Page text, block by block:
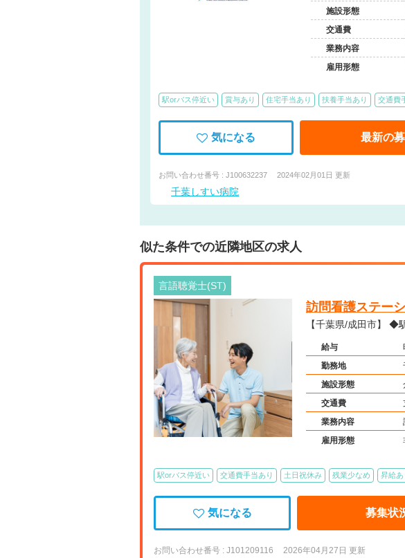
施設形態
交通費
業務内容
雇用形態
駅orバス停近い 賞与あり 住宅手当あり 扶養手当あり 交通費
気になる 最新の
お問い合わせ番号 : J100632237 2024年02月01日 更新
千葉しすい病院
似た条件での近隣地区の求人
言語聴覚士(ST)
訪問看護ステー
【千
給与
勤務地
施設形態
交通費
業務内容
雇用形態
駅orバス停近い 交通費手当あり 土日祝休み 残業少なめ 昇給あ
気になる 募集状
お問い合わせ番号 : J101209116 2026年04月27日 更新